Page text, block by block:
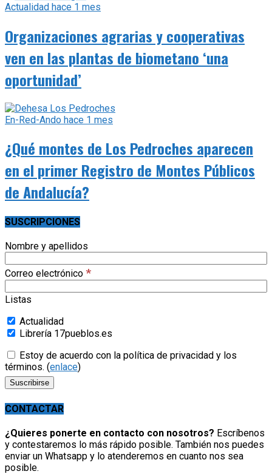
Actualidad hace 1 mes
Organizaciones agrarias y cooperativas
ven en las plantas de biometano ‘una
oportunidad’
En-Red-Ando hace 1 mes
¿Qué montes de Los Pedroches aparecen
en el primer Registro de Montes Públicos
de Andalucía?
SUSCRIPCIONES
Nombre y apellidos
Correo electrónico *
Listas
Actualidad
Librería 17pueblos.es
Estoy de acuerdo con la política de privacidad y los
términos. (enlace)
CONTACTAR
¿Quieres ponerte en contacto con nosotros? Escríbenos
y contestaremos lo más rápido posible. También nos puedes
enviar un Whatsapp y lo atenderemos en cuanto nos sea
posible.